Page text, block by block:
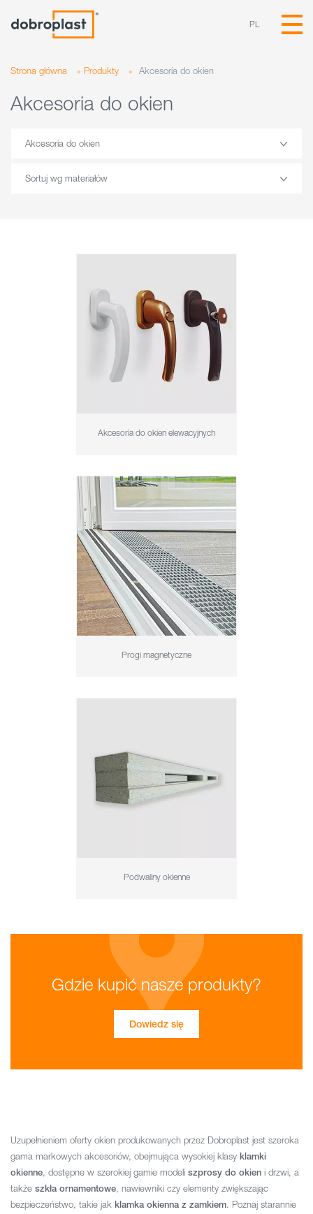
PL
Strona główna » Produkty » Akcesoria do okien
Akcesoria do okien
Akcesoria do okien
Sortuj wg materiałów
Akcesoria do okien elewacyjnych
Progi magnetyczne
Podwaliny okienne
Gdzie kupić nasze produkty?
Dowiedz się
Uzupełnieniem oferty okien produkowanych przez Dobroplast jest szeroka
gama markowych akcesoriów, obejmująca wysokiej klasy klamki
okienne, dostępne w szerokiej gamie modeli szprosy do okien i drzwi, a
także szkła ornamentowe, nawiewniki czy elementy zwiększając
bezpieczeństwo, takie jak klamka okienna z zamkiem. Poznaj starannie